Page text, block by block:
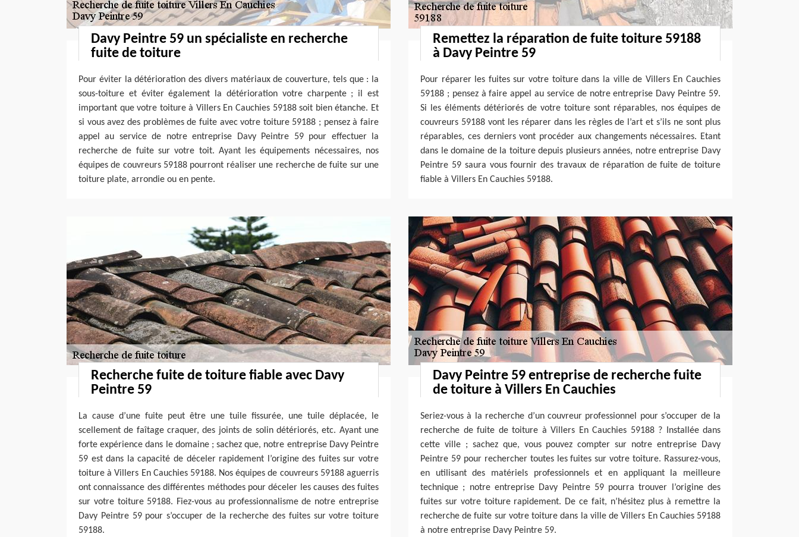
Davy Peintre 59 un spécialiste en recherche
fuite de toiture
Pour éviter la détérioration des divers matériaux de couverture, tels que : la
sous-toiture et éviter également la détérioration votre charpente ; il est
important que votre toiture à Villers En Cauchies 59188 soit bien étanche. Et
si vous avez des problèmes de fuite avec votre toiture 59188 ; pensez à faire
appel au service de notre entreprise Davy Peintre 59 pour effectuer la
recherche de fuite sur votre toit. Ayant les équipements nécessaires, nos
équipes de couvreurs 59188 pourront réaliser une recherche de fuite sur une
toiture plate, arrondie ou en pente.
Remettez la réparation de fuite toiture 59188
à Davy Peintre 59
Pour réparer les fuites sur votre toiture dans la ville de Villers En Cauchies
59188 ; pensez à faire appel au service de notre entreprise Davy Peintre 59.
Si les éléments détériorés de votre toiture sont réparables, nos équipes de
couvreurs 59188 vont les réparer dans les règles de l’art et s’ils ne sont plus
réparables, ces derniers vont procéder aux changements nécessaires. Etant
dans le domaine de la toiture depuis plusieurs années, notre entreprise Davy
Peintre 59 saura vous fournir des travaux de réparation de fuite de toiture
fiable à Villers En Cauchies 59188.
Recherche fuite de toiture fiable avec Davy
Peintre 59
La cause d’une fuite peut être une tuile fissurée, une tuile déplacée, le
scellement de faîtage craquer, des joints de solin détériorés, etc. Ayant une
forte expérience dans le domaine ; sachez que, notre entreprise Davy Peintre
59 est dans la capacité de déceler rapidement l’origine des fuites sur votre
toiture à Villers En Cauchies 59188. Nos équipes de couvreurs 59188 aguerris
ont connaissance des différentes méthodes pour déceler les causes des fuites
sur votre toiture 59188. Fiez-vous au professionnalisme de notre entreprise
Davy Peintre 59 pour s’occuper de la recherche des fuites sur votre toiture
59188.
Davy Peintre 59 entreprise de recherche fuite
de toiture à Villers En Cauchies
Seriez-vous à la recherche d’un couvreur professionnel pour s’occuper de la
recherche de fuite de toiture à Villers En Cauchies 59188 ? Installée dans
cette ville ; sachez que, vous pouvez compter sur notre entreprise Davy
Peintre 59 pour rechercher toutes les fuites sur votre toiture. Rassurez-vous,
en utilisant des matériels professionnels et en appliquant la meilleure
technique ; notre entreprise Davy Peintre 59 pourra trouver l’origine des
fuites sur votre toiture rapidement. De ce fait, n’hésitez plus à remettre la
recherche de fuite sur votre toiture dans la ville de Villers En Cauchies 59188
à notre entreprise Davy Peintre 59.